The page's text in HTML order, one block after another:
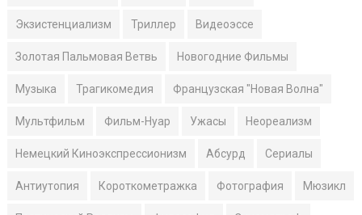
Экзистенциализм Триллер Видеоэссе
Золотая Пальмовая Ветвь Новогодние Фильмы
Музыка Трагикомедия Французская "Новая Волна"
Мультфильм Фильм-Нуар Ужасы Неореализм
Немецкий Киноэкспрессионизм Абсурд Сериалы
Антиутопия Короткометражка Фотография Мюзикл